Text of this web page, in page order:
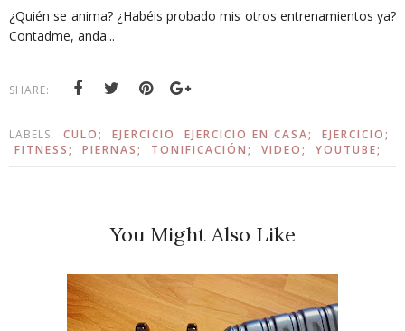
¿Quién se anima? ¿Habéis probado mis otros entrenamientos ya?
Contadme, anda...
SHARE:
LABELS: CULO; EJERCICIO EJERCICIO EN CASA;
EJERCICIO;
FITNESS;
PIERNAS; TONIFICACIÓN; VIDEO; YOUTUBE;
You Might Also Like